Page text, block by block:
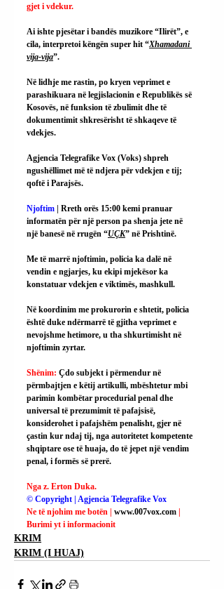
gjet i vdekur.
Ai ishte pjesëtar i bandës muzikore “Ilirët”, e
cila, interpretoi këngën super hit “Xhamadani
vija-vija”.
Në lidhje me rastin, po kryen veprimet e
parashikuara në legjislacionin e Republikës së
Kosovës, në funksion të zbulimit dhe të
dokumentimit shkresërisht të shkaqeve të
vdekjes.
Agjencia Telegrafike Vox (Voks) shpreh
ngushëllimet më të ndjera për vdekjen e tij;
qoftë i Parajsës.
Njoftim
| Rreth orës 15:00 kemi pranuar
informatën për një person pa shenja jete në
një banesë në rrugën “UÇK” në Prishtinë.
Me të marrë njoftimin, policia ka dalë në
vendin e ngjarjes, ku ekipi mjekësor ka
konstatuar vdekjen e viktimës, mashkull.
Në koordinim me prokurorin e shtetit, policia
është duke ndërmarrë të gjitha veprimet e
nevojshme hetimore, u tha shkurtimisht në
njoftimin zyrtar.
Shënim: Çdo subjekt i përmendur në
përmbajtjen e këtij artikulli, mbështetur mbi
parimin kombëtar procedurial penal dhe
universal të prezumimit të pafajsisë,
konsiderohet i pafajshëm penalisht, gjer në
çastin kur ndaj tij, nga autoritetet kompetente
shqiptare ose të huaja, do të jepet një vendim
penal, i formës së prerë.
Nga z. Erton Duka.
© Copyright | Agjencia Telegrafike Vox
Ne të njohim me botën | www.007vox.com
Burimi yt i informacionit
KRIM
KRIM (I HUAJ)